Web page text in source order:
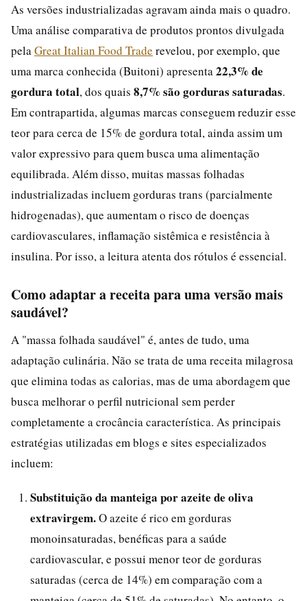
As versões industrializadas agravam ainda mais o quadro.
Uma análise comparativa de produtos prontos divulgada
pela Great Italian Food Trade revelou, por exemplo, que
uma marca conhecida (Buitoni) apresenta 22,3% de
gordura total, dos quais 8,7% são gorduras saturadas.
Em contrapartida, algumas marcas conseguem reduzir esse
teor para cerca de 15% de gordura total, ainda assim um
valor expressivo para quem busca uma alimentação
equilibrada. Além disso, muitas massas folhadas
industrializadas incluem gorduras trans (parcialmente
hidrogenadas), que aumentam o risco de doenças
cardiovasculares, inflamação sistêmica e resistência à
insulina. Por isso, a leitura atenta dos rótulos é essencial.
Como adaptar a receita para uma versão mais
saudável?
A "massa folhada saudável" é, antes de tudo, uma
adaptação culinária. Não se trata de uma receita milagrosa
que elimina todas as calorias, mas de uma abordagem que
busca melhorar o perfil nutricional sem perder
completamente a crocância característica. As principais
estratégias utilizadas em blogs e sites especializados
incluem:
Substituição da manteiga por azeite de oliva
extravirgem.O azeite é rico em gorduras
monoinsaturadas, benéficas para a saúde
cardiovascular, e possui menor teor de gorduras
saturadas (cerca de 14%) em comparação com a